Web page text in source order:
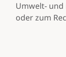
Umwelt- und
oder zum